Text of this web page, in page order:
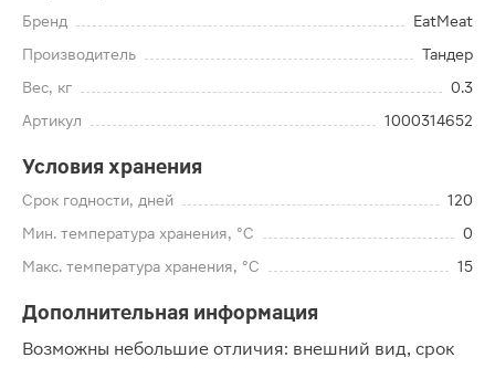
Бренд
EatMeat
Производитель
Тандер
Вес, кг
0.3
Артикул
1000314652
Условия хранения
Срок годности, дней
120
Мин. температура хранения, °C
0
Макс. температура хранения, °C
15
Дополнительная информация
Возможны небольшие отличия: внешний вид, срок